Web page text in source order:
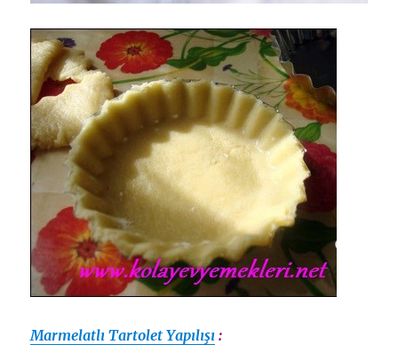
Marmelatlı Tartolet Yapılışı :